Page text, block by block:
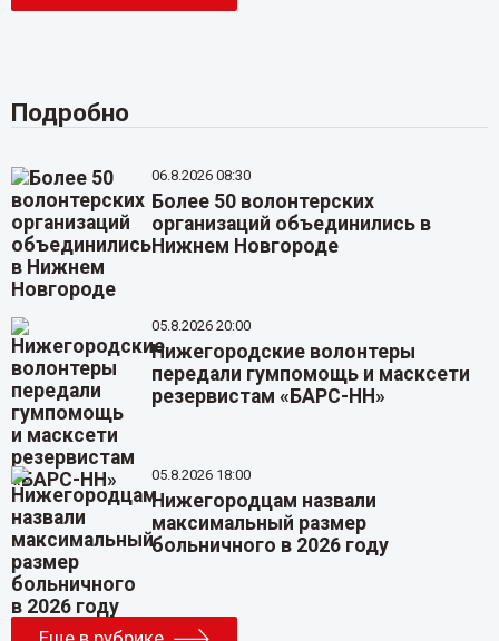
Подробно
06.8.2026 08:30
Более 50 волонтерских
организаций объединились в
Нижнем Новгороде
05.8.2026 20:00
Нижегородские волонтеры
передали гумпомощь и масксети
резервистам «БАРС-НН»
05.8.2026 18:00
Нижегородцам назвали
максимальный размер
больничного в 2026 году